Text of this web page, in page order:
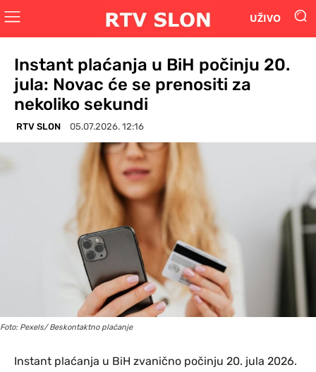
UŽIVO
Instant plaćanja u BiH počinju 20.
jula: Novac će se prenositi za
nekoliko sekundi
RTV SLON 05.07.2026. 12:16
Foto: Pexels/ Beskontaktno plaćanje
Instant plaćanja u BiH zvanično počinju 20. jula 2026.